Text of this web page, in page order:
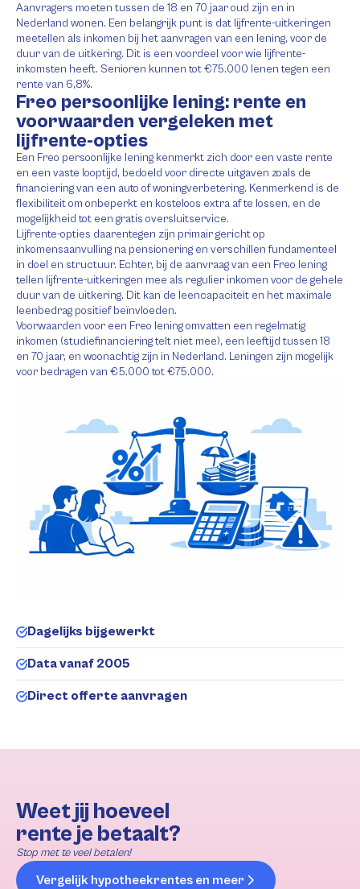
Aanvragers moeten tussen de 18 en 70 jaar oud zijn en in
Nederland wonen. Een belangrijk punt is dat lijfrente-uitkeringen
meetellen als inkomen bij het aanvragen van een lening, voor de
duur van de uitkering. Dit is een voordeel voor wie lijfrente-
inkomsten heeft. Senioren kunnen tot €75.000 lenen tegen een
rente van 6,8%.
Freo persoonlijke lening: rente en
voorwaarden vergeleken met
lijfrente-opties
Een Freo persoonlijke lening kenmerkt zich door een vaste rente
en een vaste looptijd, bedoeld voor directe uitgaven zoals de
financiering van een auto of woningverbetering. Kenmerkend is de
flexibiliteit om onbeperkt en kosteloos extra af te lossen, en de
mogelijkheid tot een gratis oversluitservice.
Lijfrente-opties daarentegen zijn primair gericht op
inkomensaanvulling na pensionering en verschillen fundamenteel
in doel en structuur. Echter, bij de aanvraag van een Freo lening
tellen lijfrente-uitkeringen mee als regulier inkomen voor de gehele
duur van de uitkering. Dit kan de leencapaciteit en het maximale
leenbedrag positief beïnvloeden.
Voorwaarden voor een Freo lening omvatten een regelmatig
inkomen (studiefinanciering telt niet mee), een leeftijd tussen 18
en 70 jaar, en woonachtig zijn in Nederland. Leningen zijn mogelijk
voor bedragen van €5.000 tot €75.000.
Dagelijks bijgewerkt
Data vanaf 2005
Direct offerte aanvragen
Weet jij hoeveel
rente je betaalt?
Stop met te veel betalen!
Vergelijk hypotheekrentes en meer